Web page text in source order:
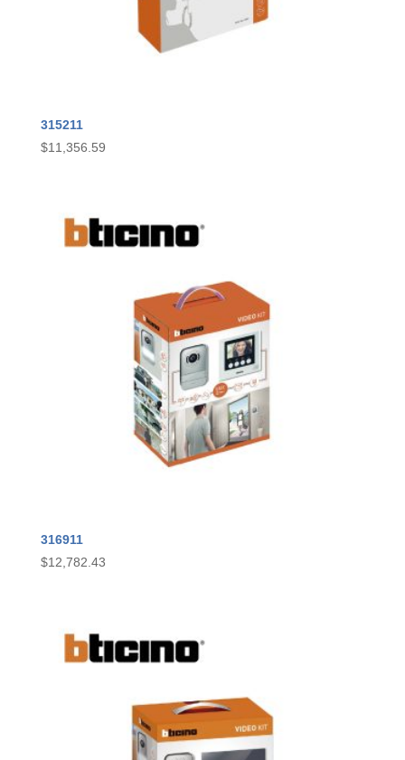
315211
$11,356.59
316911
$12,782.43